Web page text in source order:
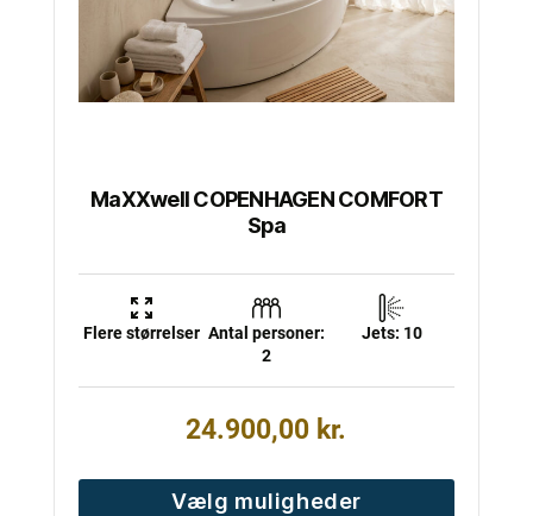
MaXXwell COPENHAGEN COMFORT
Spa
Flere størrelser Antal personer:
2
Jets: 10
24.900,00 kr.
Vælg muligheder
vælges
varesiden